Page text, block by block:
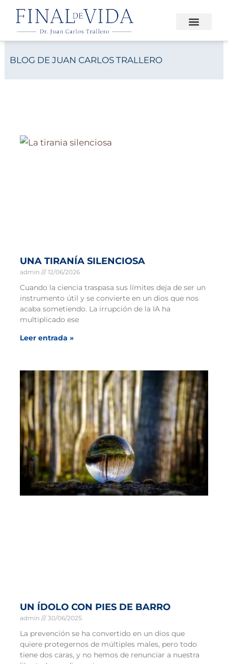
contenido
BLOG DE JUAN CARLOS TRALLERO
UNA TIRANÍA SILENCIOSA
admin 12/06/2026
Cuando la ciencia traspasa sus límites deja de ser un
instrumento útil y se convierte en un dios que nos
acaba sometiendo. La irrupción de la IA ha
multiplicado ese
Leer entrada »
UN ÍDOLO CON PIES DE BARRO
admin 30/06/2025
La prevención se ha convertido en un dios que
quiere protegernos de múltiples males, pero todo
tiene dos caras, y no hemos de renunciar a nuestra